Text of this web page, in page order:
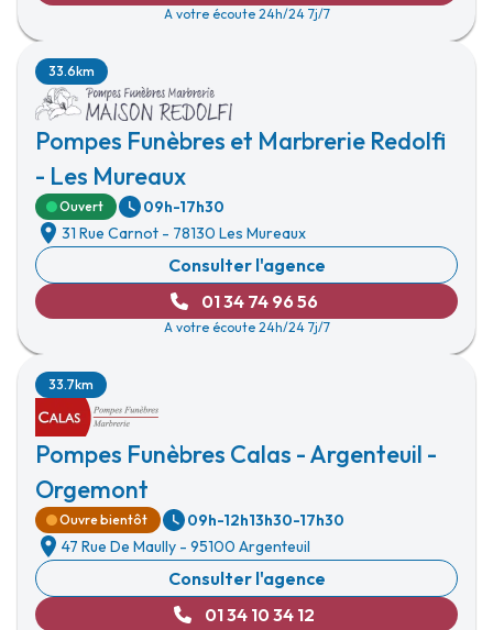
A votre écoute 24h/24 7j/7
Pompes Funèbres et Marbrerie Redolfi
- Les Mureaux
33.6km
Ouvert
09h-17h30
31 Rue Carnot - 78130 Les Mureaux
Consulter l'agence
01 34 74 96 56
A votre écoute 24h/24 7j/7
Pompes Funèbres Calas - Argenteuil -
Orgemont
33.7km
Ouvre bientôt 09h-12h13h30-17h30
47 Rue De Maully - 95100 Argenteuil
Consulter l'agence
01 34 10 34 12